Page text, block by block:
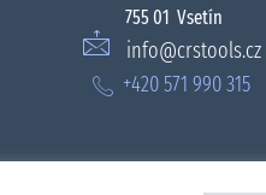
755 01 Vsetín
info@crstools.cz
+420 571 990 315